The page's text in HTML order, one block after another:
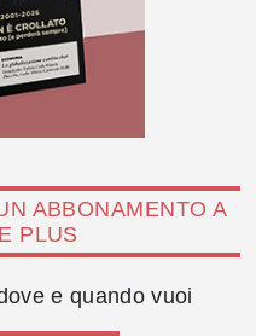
ABBONAMENTO A
PLUS
e quando vuoi